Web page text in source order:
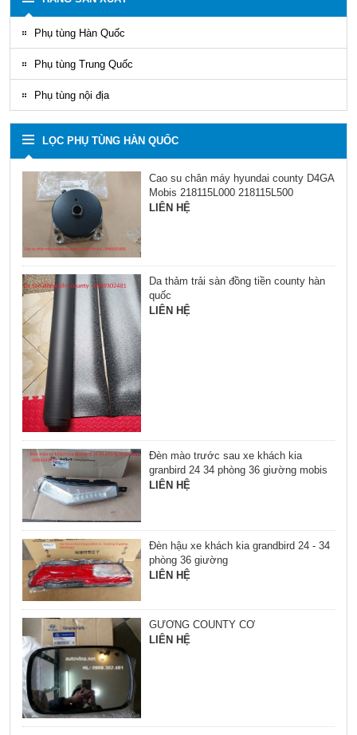
Phụ tùng Hàn Quốc
Phụ tùng Trung Quốc
Phụ tùng nội địa
LỌC PHỤ TÙNG HÀN QUỐC
Cao su chân máy hyundai county D4GA
Mobis 218115L000 218115L500
LIÊN HỆ
Da thảm trải sàn đồng tiền county hàn
quốc
LIÊN HỆ
Đèn mào trước sau xe khách kia
granbird 24 34 phòng 36 giường mobis
LIÊN HỆ
Đèn hậu xe khách kia grandbird 24 - 34
phòng 36 giường
LIÊN HỆ
GƯƠNG COUNTY CƠ
LIÊN HỆ